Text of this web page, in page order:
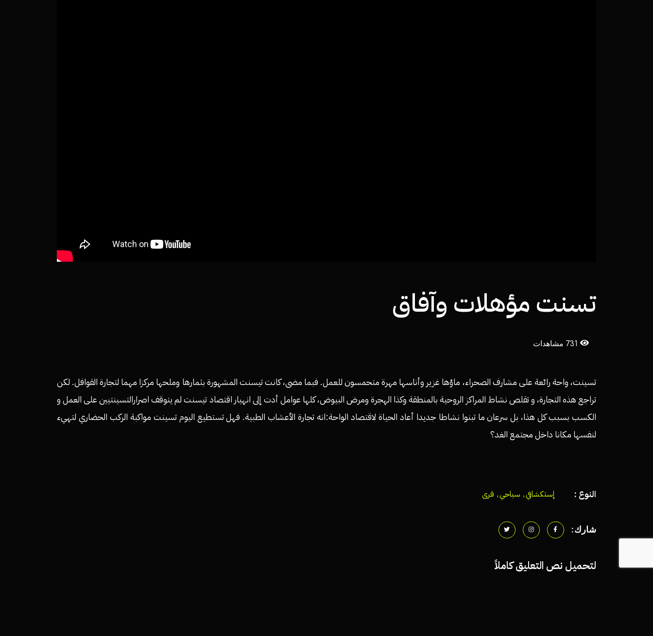
تسنت مؤهلات وآفاق
731 مشاهدات
تسينت، واحة رائعة على مشارف الصحراء، ماؤها غزير وأناسها مهرة متحمسون للعمل. فبما مضى، كانت تيسنت المشهورة بثمارها وملحها مركزا مهما لتجارة القوافل. لكن
تراجع هذه التجارة، و تقلص نشاط المراكز الروحية بالمنطقة وكذا الهجرة ومرض البيوض، كلها عوامل أدت إلى انهيار اقتصاد تيسنت لم يتوقف اصرارالتسينتيين على العمل و
الكسب بسبب كل هذا، بل سرعان ما تبنوا نشاطا جديدا أعاد الحياة لاقتصاد الواحة:انه تجارة الأعشاب الطبية. فهل تستطيع اليوم تسينت مواكبة الركب الحضاري لتهيء
لنفسها مكانا داخل مجتمع الغد؟
النوع : إستكشافي, سياحي, قرى
شارك:
لتحميل نص التعليق كاملاً